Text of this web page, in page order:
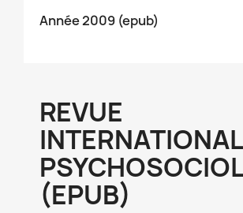
Année 2009 (epub)
REVUE
(EPUB)